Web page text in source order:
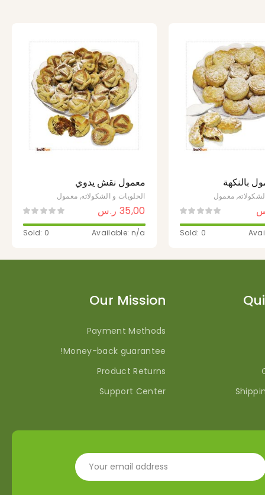
بالنكهة
بيكفن, معمول
Sold: 0
معمول نقش يدوي
الحلويات و الشكولاته, معمول
35,00 ر.س
Available: n/a
Sold: 0
Our Mission
Payment Methods
Money-back guarantee!
Product Returns
Support Center